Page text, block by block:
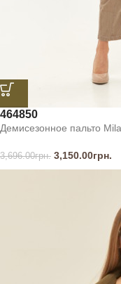
464850
Демисезонное пальто
3,696.00грн. 3,150.00грн.